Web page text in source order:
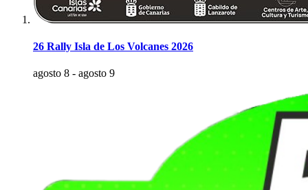
26 Rally Isla de Los Volcanes 2026
agosto 8 - agosto 9